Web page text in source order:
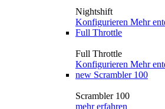
Nightshift
Konfigurieren Mehr
Full Throttle
Full Throttle
Konfigurieren Mehr
new Scrambler 100
Scrambler 100
mehr erfahren